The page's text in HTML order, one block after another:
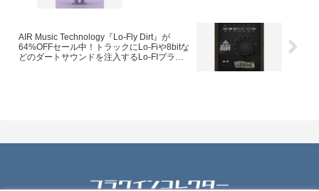
AIR Music Technology『Lo-Fly Dirt』が
64%OFFセール中！トラックにLo-Fiや8bitな
どのダートサウンドを注入するLo-FIプラグ